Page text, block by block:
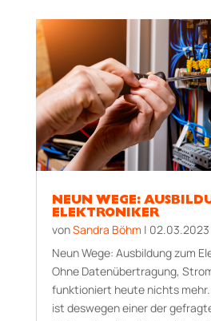
NEUN WEGE:
ELEKTRONIKER
vonSandra Böhm | 02.03.2023
Neun Wege: Ausbildung zum
Ohne Datenübertragung,
funktioniert heute nichts
ist deswegen einer der